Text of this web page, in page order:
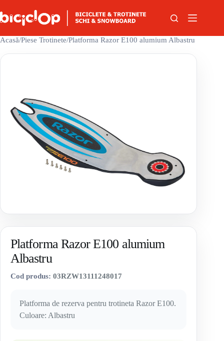
Acasă/Piese Trotinete/Platforma Razor E100 alumium Albastru
Platforma Razor E100 alumium
Albastru
Cod produs: 03RZW13111248017
Platforma de rezerva pentru trotineta Razor E100.
Culoare: Albastru